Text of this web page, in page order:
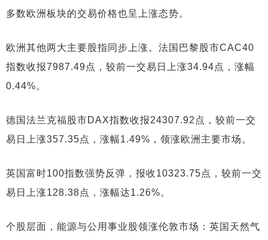
多数欧洲板块的交易价格也呈上涨态势。
欧洲其他两大主要股指同步上涨。法国巴黎股市CAC40
指数收报7987.49点，较前一交易日上涨34.94点，涨幅
0.44%。
德国法兰克福股市DAX指数收报24307.92点，较前一交
易日上涨357.35点，涨幅1.49%，领涨欧洲主要市场。
英国富时100指数强势反弹，报收10323.75点，较前一交
易日上涨128.38点，涨幅达1.26%。
个股层面，能源与公用事业股领涨伦敦市场：英国天然气